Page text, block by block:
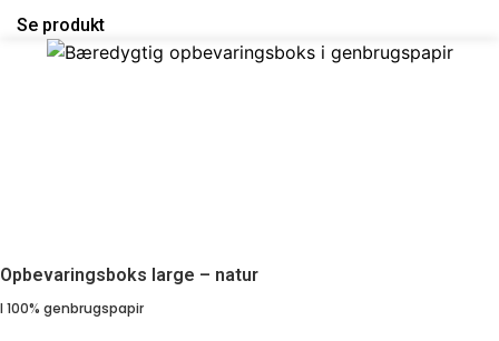
Se produkt
Opbevaringsboks large – natur
I 100% genbrugspapir